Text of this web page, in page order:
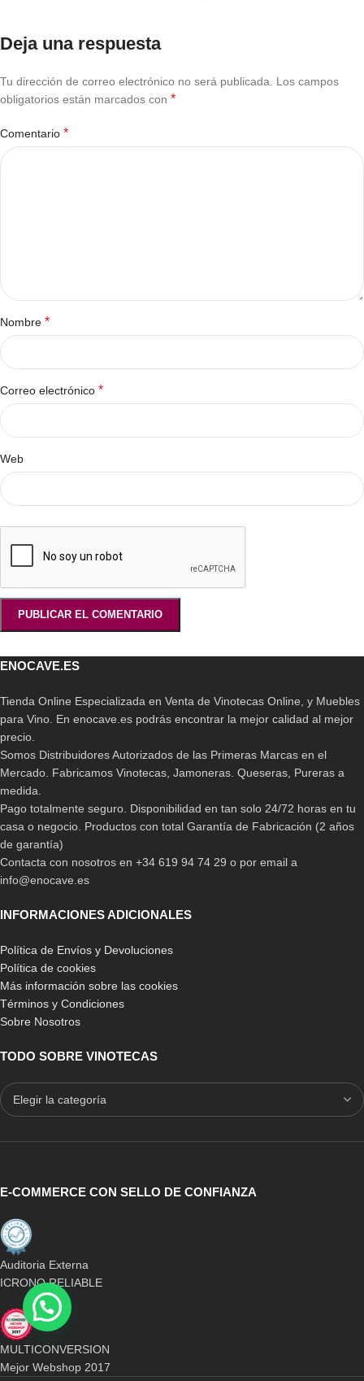
Deja una respuesta
Tu dirección de correo electrónico no será publicada.
Los campos
obligatorios están marcados con *
Comentario *
Nombre *
Correo electrónico *
Web
ENOCAVE.ES
Tienda Online Especializada en Venta de Vinotecas Online, y Muebles
para Vino. En enocave.es podrás encontrar la mejor calidad al mejor
precio.
Somos Distribuidores Autorizados de las Primeras Marcas en el
Mercado. Fabricamos Vinotecas, Jamoneras. Queseras, Pureras a
medida.
Pago totalmente seguro. Disponibilidad en tan solo 24/72 horas en tu
casa o negocio. Productos con total Garantía de Fabricación (2 años
de garantía)
Contacta con nosotros en +34 619 94 74 29 o por email a
info@enocave.es
INFORMACIONES ADICIONALES
Política de Envíos y Devoluciones
Política de cookies
Más información sobre las cookies
Términos y Condiciones
Sobre Nosotros
TODO SOBRE VINOTECAS
E-COMMERCE CON SELLO DE CONFIANZA
Auditoria Externa
ICRONO RELIABLE
MULTICONVERSION
Mejor Webshop 2017